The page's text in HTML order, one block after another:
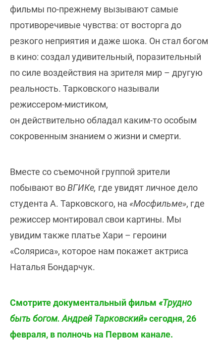
фильмы по-прежнему вызывают самые
противоречивые чувства: от восторга до
резкого неприятия и даже шока. Он стал богом
в кино: создал удивительный, поразительный
по силе воздействия на зрителя мир – другую
реальность. Тарковского называли
режиссером-мистиком,
он действительно обладал каким-то особым
сокровенным знанием о жизни и смерти.
Вместе со съемочной группой зрители
побывают воВГИКе, где увидят личное дело
студента А. Тарковского, на «Мосфильме», где
режиссер монтировал свои картины. Мы
увидим также платье Хари – героини
«Соляриса», которое нам покажет актриса
Наталья Бондарчук.
Смотрите документальный фильм «Трудно
быть богом. Андрей Тарковский»сегодня, 26
февраля, в полночь на Первом канале.